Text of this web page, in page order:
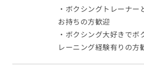
・ボクシングトレーナー
お持ちの方歓迎
・ボクシング大好きでボ
レーニング経験有りの方